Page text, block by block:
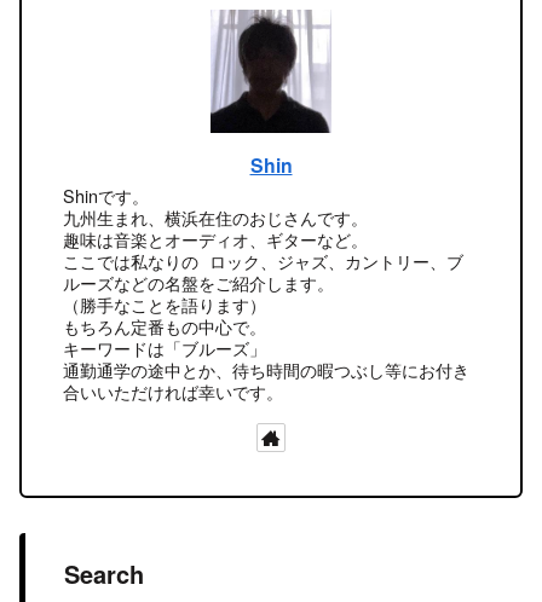
Shin
Shinです。
九州生まれ、横浜在住のおじさんです。
趣味は音楽とオーディオ、ギターなど。
ここでは私なりの ロック、ジャズ、カントリー、ブ
ルーズなどの名盤をご紹介します。
（勝手なことを語ります）
もちろん定番もの中心で。
キーワードは「ブルーズ」
通勤通学の途中とか、待ち時間の暇つぶし等にお付き
合いいただければ幸いです。
Search